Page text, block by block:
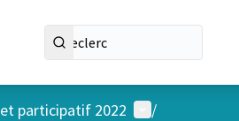
participatif 2022 Menu utilisateur
/